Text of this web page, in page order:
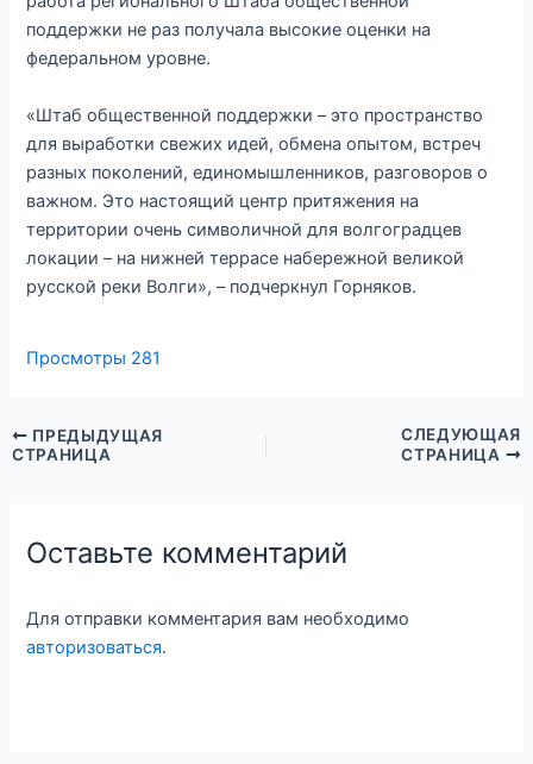
поддержки не раз получала высокие оценки на
федеральном уровне.
«Штаб общественной поддержки – это пространство
для выработки свежих идей, обмена опытом, встреч
разных поколений, единомышленников, разговоров о
важном. Это настоящий центр притяжения на
территории очень символичной для волгоградцев
локации – на нижней террасе набережной великой
русской реки Волги», – подчеркнул Горняков.
Просмотры 281
ПРЕДЫДУЩАЯ
СТРАНИЦА
СЛЕДУЮЩАЯ
СТРАНИЦА
Оставьте комментарий
Для отправки комментария вам необходимо
авторизоваться.